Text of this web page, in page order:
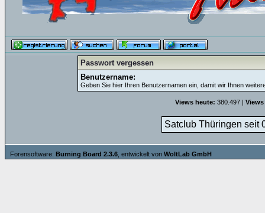
Passwort vergessen
Benutzername:
Geben Sie hier Ihren Benutzernamen ein, damit wir Ihnen
Views heute: 380.497 |
Satclub Thüringen seit
Forensoftware: Burning Board 2.3.6 , entwickelt von WoltLab GmbH